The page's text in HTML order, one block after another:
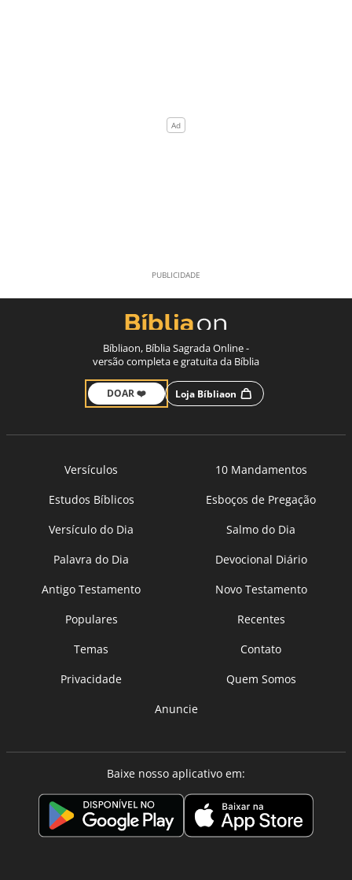
Bíbliaon, Bíblia Sagrada Online -
versão completa e gratuita da Bíblia
DOAR ❤️ Loja Bíbliaon
Versículos
10 Mandamentos
Estudos Bíblicos
Esboços de Pregação
Versículo do Dia
Salmo do Dia
Palavra do Dia
Devocional Diário
Antigo Testamento
Novo Testamento
Populares
Recentes
Temas
Contato
Privacidade
Quem Somos
Anuncie
Baixe nosso aplicativo em: